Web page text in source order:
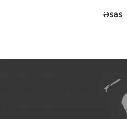
Əsas